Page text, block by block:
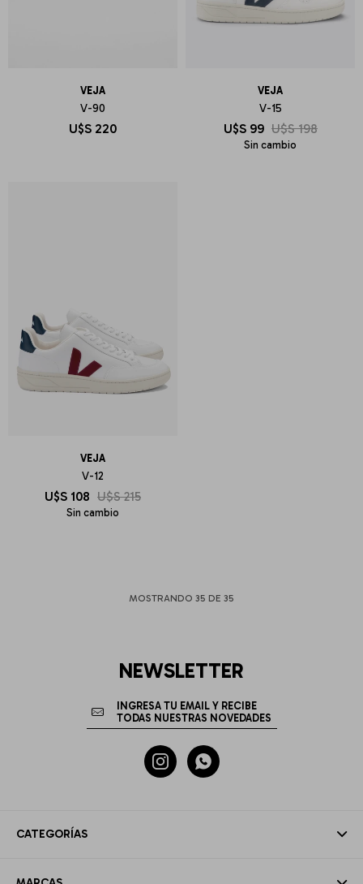
VEJA
V-90
U$S 220
VEJA
V-15
U$S 99 U$S 198
Sin cambio
VEJA
V-12
U$S 108 U$S 215
Sin cambio
MOSTRANDO 35 DE 35
CATEGORÍAS
NEWSLETTER
 